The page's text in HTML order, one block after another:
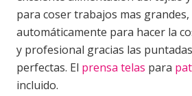
para coser trabajos mas
automáticamente para hacer la
y profesional gracias las
perfectas. El prensa telas para
incluido.